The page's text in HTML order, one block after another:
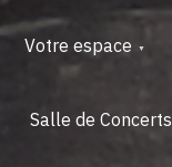
Votre espace
Salle de Concerts